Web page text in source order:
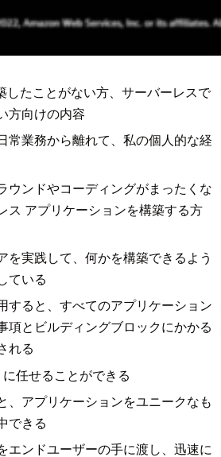
したことがない方、サーバーレスで
方向けの内容
常業務から離れて、私の個人的な経
ウンドやコーディングがまったくな
ス アプリケーションを構築する方
を実践して、何かを構築できるよう
ている
すると、すべてのアプリケーション
項とビルディングブロックにかかる
れる
任せることができる
、アプリケーションをユニークなも
できる
エンドユーザーの手に渡し、迅速に